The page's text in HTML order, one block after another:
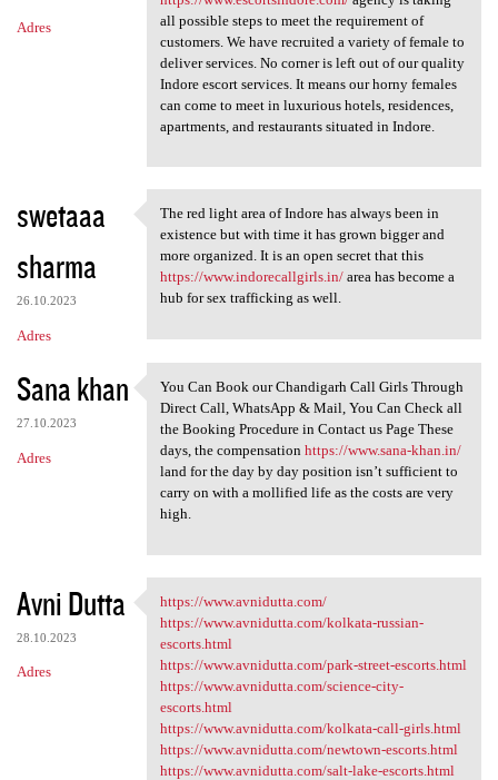
Adres
all possible steps to meet the requirement of
customers. We have recruited a variety of female to
deliver services. No corner is left out of our quality
Indore escort services. It means our horny females
can come to meet in luxurious hotels, residences,
apartments, and restaurants situated in Indore.
swetaaa
sharma
26.10.2023
Adres
The red light area of Indore
The red light area of Indore has always been in
existence but with time it has grown bigger and
more organized. It is an open secret that this
https://www.indorecallgirls.in/area has become a
hub for sex trafficking as well.
Sana khan
27.10.2023
Adres
You Can Book our Chandigarh
You Can Book our Chandigarh Call Girls Through
Direct Call, WhatsApp & Mail, You Can Check all
the Booking Procedure in Contact us Page These
days, the compensation https://www.sana-khan.in/
land for the day by day position isn’t sufficient to
carry on with a mollified life as the costs are very
high.
Avni Dutta
28.10.2023
Adres
https://www.avnidutta.com/
https://www.avnidutta.com/
https://www.avnidutta.com/kolkata-russian-
escorts.html
https://www.avnidutta.com/park-street-escorts.html
https://www.avnidutta.com/science-city-
escorts.html
https://www.avnidutta.com/kolkata-call-girls.html
https://www.avnidutta.com/newtown-escorts.html
https://www.avnidutta.com/salt-lake-escorts.html